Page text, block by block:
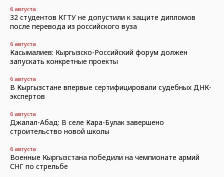
6 августа
32 студентов КГТУ не допустили к защите дипломов
после перевода из российского вуза
6 августа
Касымалиев: Кыргызско-Российский форум должен
запускать конкретные проекты
6 августа
В Кыргызстане впервые сертифицировали судебных ДНК-
экспертов
6 августа
Джалал-Абад: В селе Кара-Булак завершено
строительство новой школы
6 августа
Военные Кыргызстана победили на чемпионате армий
СНГ по стрельбе